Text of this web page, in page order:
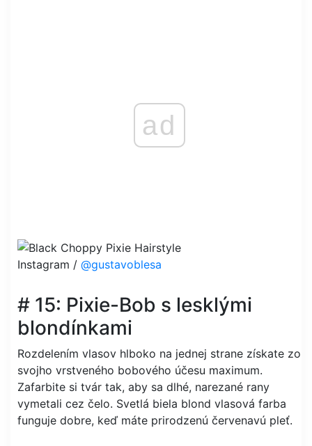
ad
Instagram / @gustavoblesa
# 15: Pixie-Bob s lesklými
blondínkami
Rozdelením vlasov hlboko na jednej strane získate zo
svojho vrstveného bobového účesu maximum.
Zafarbite si tvár tak, aby sa dlhé, narezané rany
vymetali cez čelo. Svetlá biela blond vlasová farba
funguje dobre, keď máte prirodzenú červenavú pleť.